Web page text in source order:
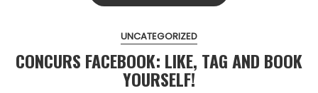
UNCATEGORIZED
CONCURS FACEBOOK: LIKE, TAG AND BOOK
YOURSELF!